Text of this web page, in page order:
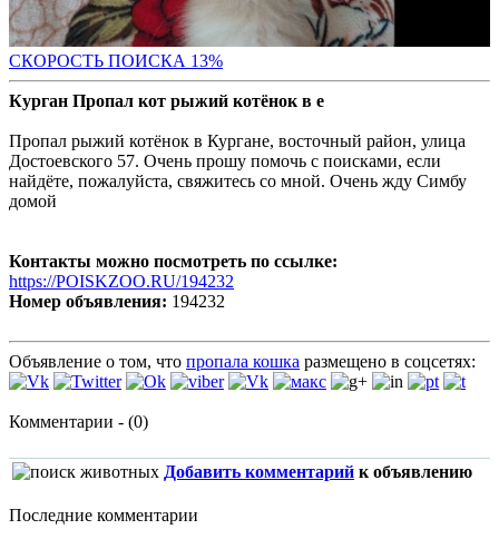
СКОРОСТЬ ПОИСКА 13%
Курган Пропал кот рыжий котёнок в е
Пропал рыжий котёнок в Кургане, восточный район, улица
Достоевского 57. Очень прошу помочь с поисками, если
найдёте, пожалуйста, свяжитесь со мной. Очень жду Симбу
домой
Контакты можно посмотреть по ссылке:
https://POISKZOO.RU/194232
Номер объявления: 194232
Объявление о том, что пропала кошка размещено в соцсетях:
Комментарии - (0)
Добавить комментарий к объявлению
Последние комментарии